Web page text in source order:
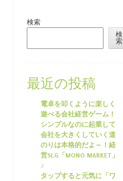
検索
検
索
最近の投稿
電卓を叩くように楽しく
遊べる会社経営ゲーム！
シンプルなのに起業して
会社を大きくしていく道
のりは本格的だよ～！経
営SLG「MONO MARKET」
♪
タップすると元気に「ワ